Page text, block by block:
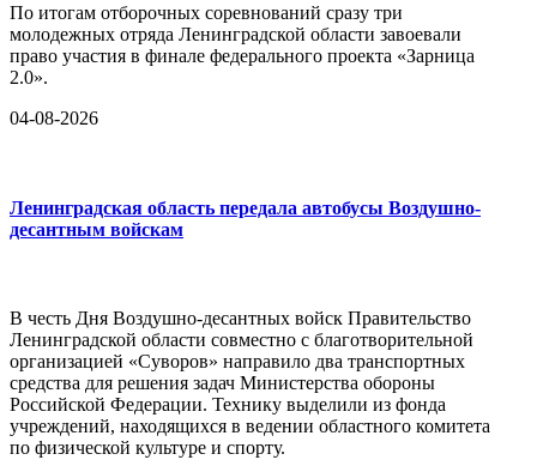
По итогам отборочных соревнований сразу три
молодежных отряда Ленинградской области завоевали
право участия в финале федерального проекта «Зарница
2.0».
04-08-2026
Ленинградская область передала автобусы Воздушно-
десантным войскам
В честь Дня Воздушно-десантных войск Правительство
Ленинградской области совместно с благотворительной
организацией «Суворов» направило два транспортных
средства для решения задач Министерства обороны
Российской Федерации. Технику выделили из фонда
учреждений, находящихся в ведении областного комитета
по физической культуре и спорту.